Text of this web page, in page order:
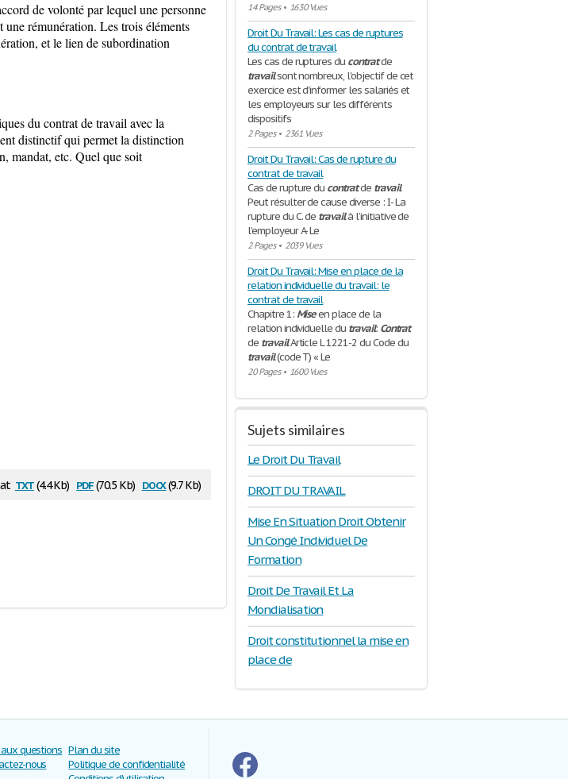
de volonté par lequel une personne
rémunération. Les trois éléments
et le lien de subordination
du contrat de travail avec la
distinctif qui permet la distinction
mandat, etc. Quel que soit
txt(4.4 Kb) pdf(70.5 Kb) docx(9.7 Kb)
14 Pages• 1630 Vues
Droit Du Travail: Les cas de ruptures
du contrat de travail
Les cas de ruptures ducontratde
travailsont nombreux, l'objectif de cet
exercice est d'informer les salariés et
les employeurs sur les différents
dispositifs
2 Pages• 2361 Vues
Droit Du Travail: Cas de rupture du
contrat de travail
Cas de rupture ducontratde travail
Peut résulter de cause diverse : I- La
rupture du C. de travailà l’initiative de
l’employeur A- Le
2 Pages• 2039 Vues
Droit Du Travail: Mise en place de la
relation individuelle du travail: le
contrat de travail
Chapitre 1: Miseen place de la
relation individuelle dutravail: Contrat
de travailArticle L 1221-2 du Code du
travail(code T) « Le
20 Pages• 1600 Vues
Sujets similaires
Le Droit Du Travail
DROIT DU TRAVAIL
Mise En Situation Droit Obtenir
Un Congé Individuel De
Formation
Droit De Travail Et La
Mondialisation
Droit constitutionnel la mise en
place de
questions
nous
Plan du site
Politique de confidentialité